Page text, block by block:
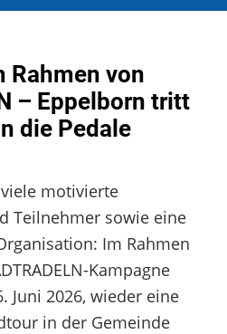
Rahmen von
– Eppelborn tritt
die Pedale
motivierte
Teilnehmer sowie eine
Im Rahmen
Kampagne
Juni 2026, wieder eine
in der Gemeinde